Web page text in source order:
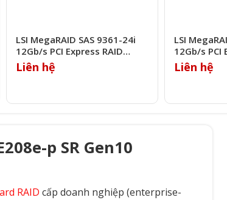
LSI MegaRAID SAS 9361-24i
12Gb/s PCI Express RAID
Controller
Liên hệ
LSI
12Gb/s PCI
Controller
Liên hệ
p SR Gen10
RAID cấp doanh nghiệp (enterprise-